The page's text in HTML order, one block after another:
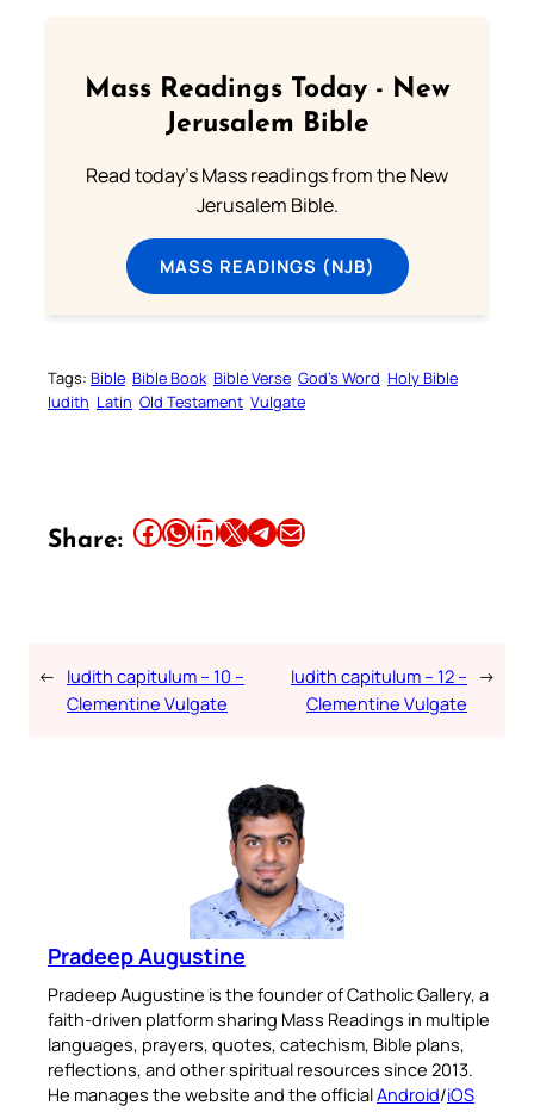
Mass Readings Today - New
Jerusalem Bible
Read today's Mass readings from the New
Jerusalem Bible.
MASS READINGS (NJB)
Tags: Bible Bible Book Bible Verse God’s Word Holy Bible
Iudith Latin Old Testament Vulgate
Share: Share this article on Facebook Share this article on WhatsApp Share this article on LinkedIn Share this article on X Share this article on TelegramEmail this Article
← Iudith capitulum – 10 –
Clementine Vulgate
Iudith capitulum – 12 –
Clementine Vulgate
→
Pradeep Augustine
Pradeep Augustine is the founder of Catholic Gallery, a
faith-driven platform sharing Mass Readings in multiple
languages, prayers, quotes, catechism, Bible plans,
reflections, and other spiritual resources since 2013.
He manages the website and the officialAndroid/iOS